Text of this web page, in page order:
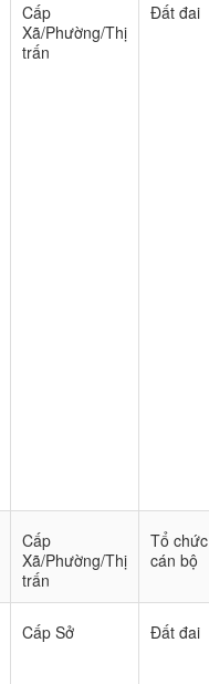
Cấp
Xã/Phường/Thị
trấn
Đất đai
Cấp
Xã/Phường/Thị
trấn
Tổ chức
cán bộ
Cấp Sở Đất đai